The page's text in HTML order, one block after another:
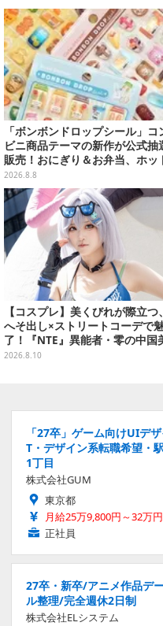
ウ」も
「ボンボンドロップシール」コ
ビニ商品テーマの新作が公式抽
販売！おにぎり＆お弁当、ホッ
スナックなど4種セット
2026.8.8
【コスプレ】美くびれが際立つ、
へそ出し×ストリートコーデで
了！『NTE』異能者・零の中国
女レイヤーが美しすぎた【写真10
2026.8.10
「27卒」ゲーム向けUIデ
T・デザイン系転職希望・
1丁目
株式会社GUM
東京都
月給25万9,800円～32万円
正社員
27卒・新卒/アニメ作品デ
ル整理/完全週休2日制
株式会社ELシステム